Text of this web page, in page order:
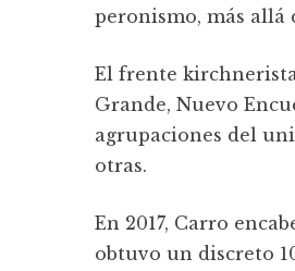
peronismo, más allá
El frente
Grande, Nuevo
agrupaciones del
otras.
En 2017, Carro
obtuvo un discreto